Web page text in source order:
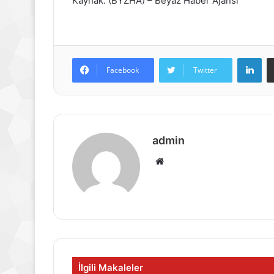
Facebook Twitter
admin
Web
İlgili Makaleler